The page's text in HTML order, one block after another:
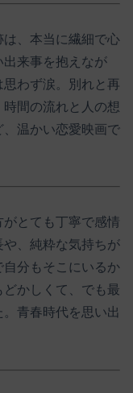
、本当に繊細で心
出来事を抱えなが
わず涙。別れと再
間の流れと人の想
温かい恋愛映画で
とても丁寧で感情
、純粋な気持ちが
分もそこにいるか
かしくて、でも最
青春時代を思い出